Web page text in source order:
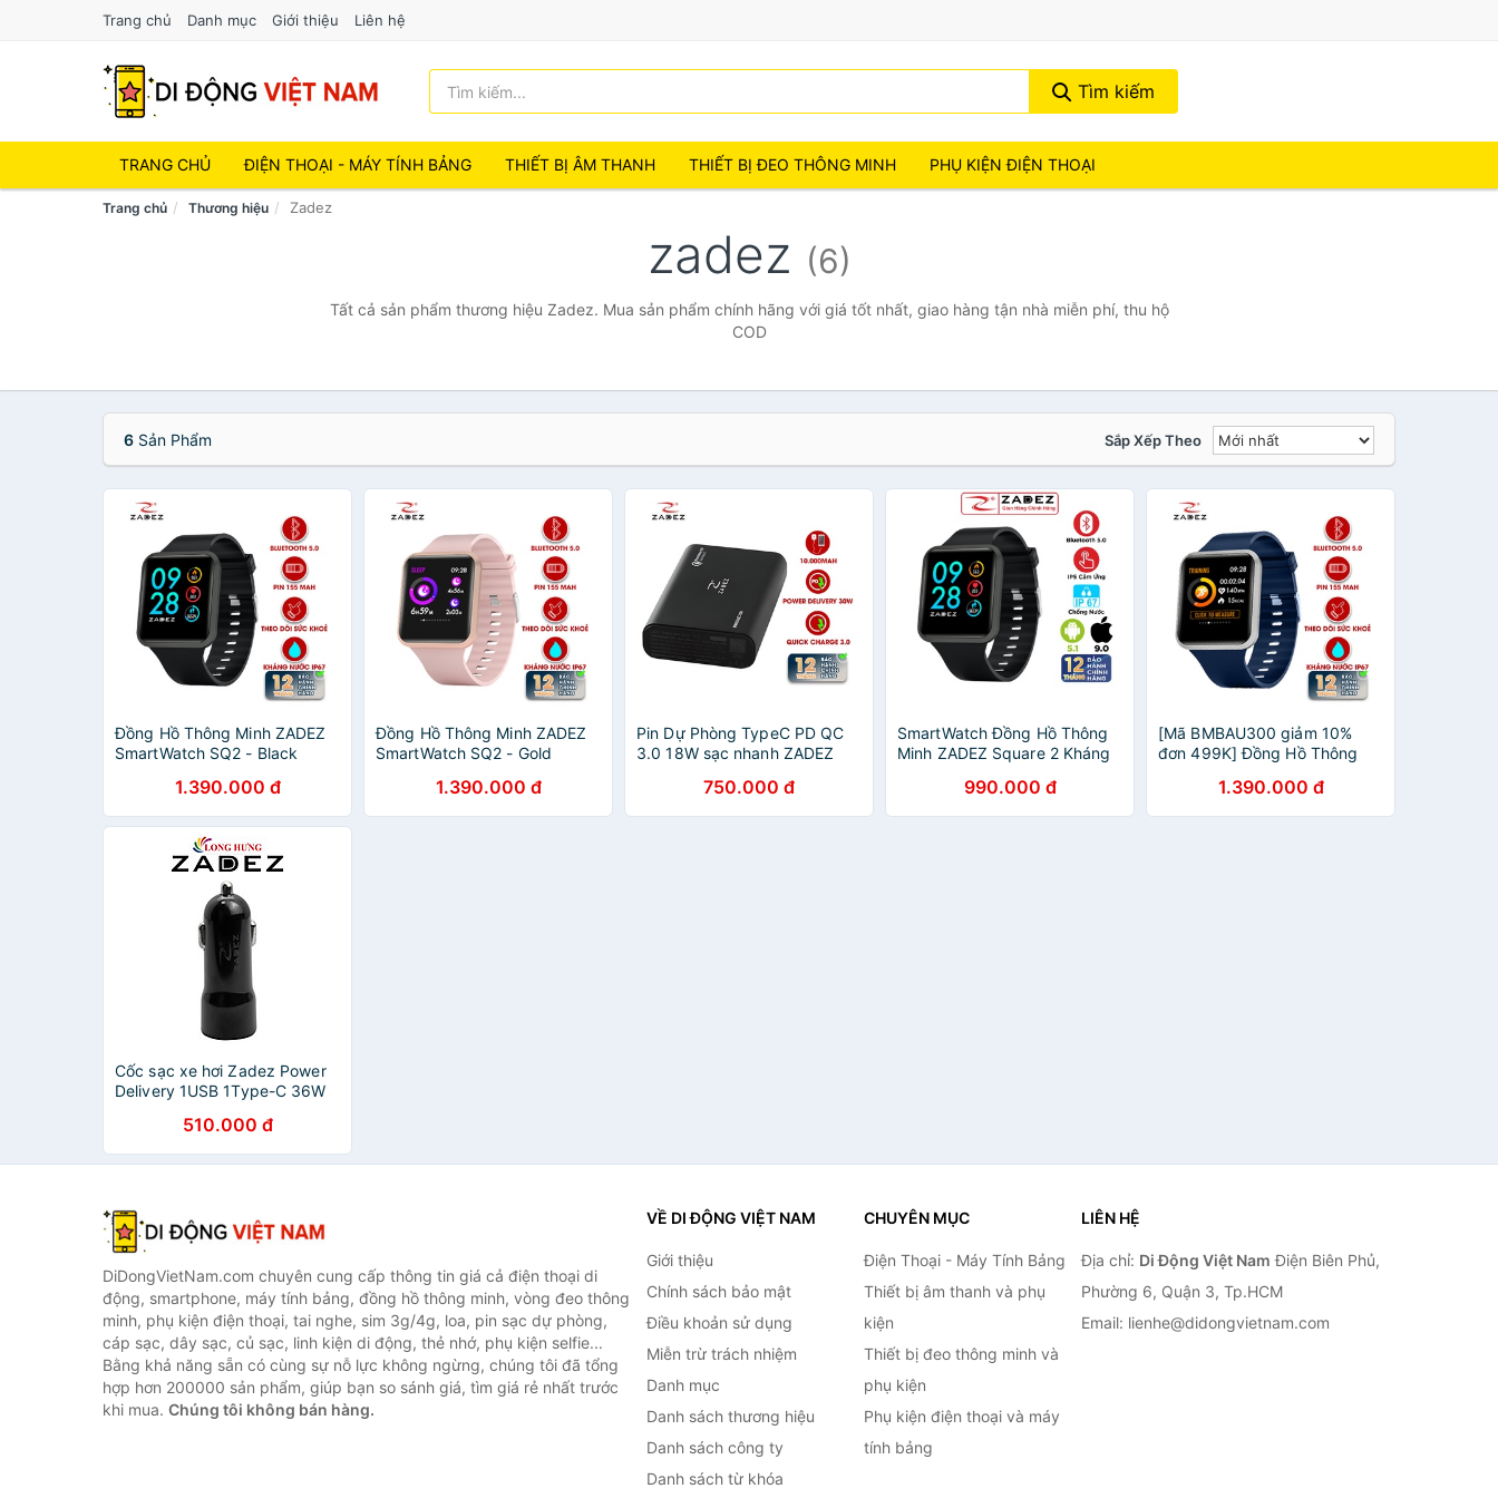
Trang chủ Danh mục Giới thiệu Liên hệ
Tìm kiếm
TRANG CHỦ ĐIỆN THOẠI - MÁY TÍNH BẢNG THIẾT BỊ ÂM THANH THIẾT BỊ ĐEO THÔNG MINH PHỤ KIỆN ĐIỆN THOẠI
Trang chủ Thương hiệu Zadez
zadez (6)
Tất cả sản phẩm thương hiệu Zadez. Mua sản phẩm chính hãng với giá tốt nhất, giao hàng tận nhà miễn phí, thu hộ
COD
6 Sản Phẩm Sắp Xếp Theo
Đồng Hồ Thông Minh ZADEZ
SmartWatch SQ2 - Black
1.390.000 đ
Đồng Hồ Thông Minh ZADEZ
SmartWatch SQ2 - Gold
1.390.000 đ
Pin Dự Phòng TypeC PD QC
3.0 18W sạc nhanh ZADEZ
Chính Hãng750.000 đ
SmartWatch Đồng Hồ Thông
Minh ZADEZ Square 2 Kháng
- Hàng Chính Hãng
990.000 đ
[Mã BMBAU300 giảm 10%
đơn 499K] Đồng Hồ Thông
1.390.000 đ
Cốc sạc xe hơi Zadez Power
Delivery 1USB 1Type-C 36W
510.000 đ
DiDongVietNam.com chuyên cung cấp thông tin giá cả điện thoại di
động, smartphone, máy tính bảng, đồng hồ thông minh, vòng đeo thông
minh, phụ kiện điện thoại, tai nghe, sim 3g/4g, loa, pin sạc dự phòng,
cáp sạc, dây sạc, củ sạc, linh kiện di động, thẻ nhớ, phụ kiện selfie...
Bằng khả năng sẵn có cùng sự nỗ lực không ngừng, chúng tôi đã tổng
hợp hơn 200000 sản phẩm, giúp bạn so sánh giá, tìm giá rẻ nhất trước
khi mua. Chúng tôi không bán hàng.
VỀ DI ĐỘNG VIỆT NAM
Giới thiệu
Chính sách bảo mật
Điều khoản sử dụng
Miễn trừ trách nhiệm
Danh mục
Danh sách thương hiệu
Danh sách công ty
Danh sách từ khóa
CHUYÊN MỤC
Điện Thoại - Máy Tính Bảng
Thiết bị âm thanh và phụ
kiện
Thiết bị đeo thông minh và
phụ kiện
Phụ kiện điện thoại và máy
tính bảng
LIÊN HỆ
Địa chỉ: Di Động Việt Nam Điện Biên Phủ,
Phường 6, Quận 3, Tp.HCM
Email: lienhe@didongvietnam.com